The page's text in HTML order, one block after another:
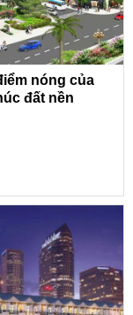
nóng của
đất nền